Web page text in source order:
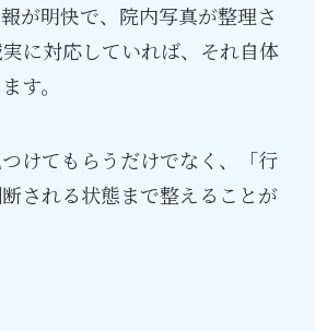
が明快で、院内写真が整理さ
に対応していれば、それ自体
す。
けてもらうだけでなく、「行
される状態まで整えることが